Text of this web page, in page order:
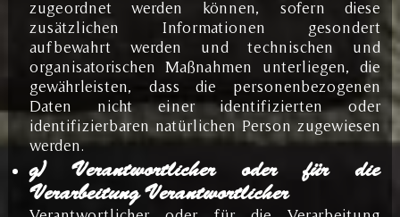
zugeordnet werden können, sofern diese
zusätzlichen Informationen gesondert
aufbewahrt werden und technischen und
organisatorischen Maßnahmen unterliegen, die
gewährleisten, dass die personenbezogenen
Daten nicht einer identifizierten oder
identifizierbaren natürlichen Person zugewiesen
werden.
g) Verantwortlicher oder für die
Verarbeitung Verantwortlicher